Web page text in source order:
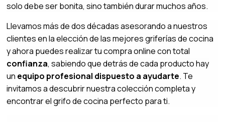
solo debe ser bonita, sino también durar muchos años.
Llevamos más de dos décadas asesorando a nuestros
clientes en la elección de las mejores griferías de cocina
y ahora puedes realizar tu compra online con total
confianza, sabiendo que detrás de cada producto hay
un equipo profesional dispuesto a ayudarte. Te
invitamos a descubrir nuestra colección completa y
encontrar el grifo de cocina perfecto para ti.